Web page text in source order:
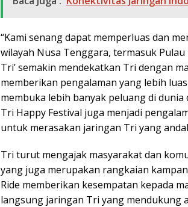
“Kami senang dapat memperluas dan
wilayah Nusa Tenggara, termasuk
Tri’ semakin mendekatkan Tri dengan
memberikan pengalaman yang lebih
membuka lebih banyak peluang di
Tri Happy Festival juga menjadi
untuk merasakan jaringan Tri yang
Tri turut mengajak masyarakat dan
yang juga merupakan rangkaian
Ride memberikan kesempatan kepada
langsung jaringan Tri yang mendukung